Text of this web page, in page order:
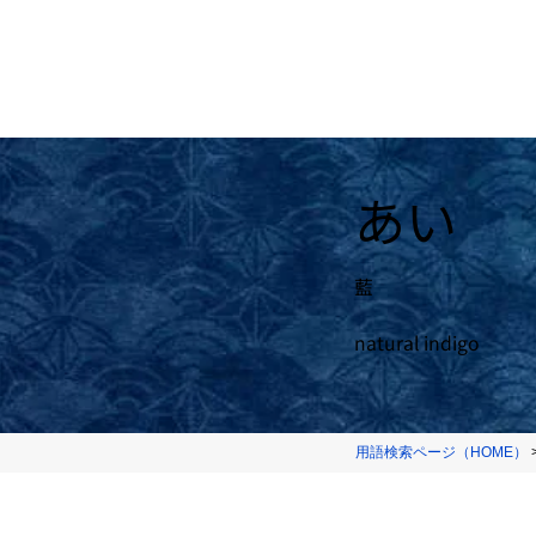
あい
藍
natural indigo
用語検索ページ（HOME）